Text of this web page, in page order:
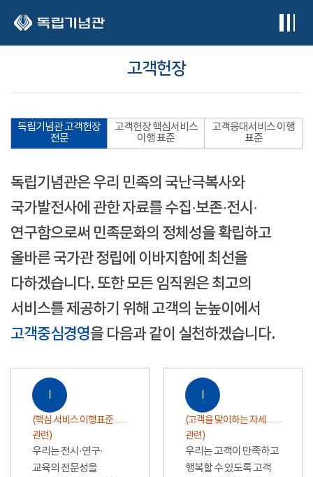
고객헌장
독립기념관 고객헌장
전문
고객헌장 핵심서비스
이행 표준
고객응대서비스 이행
표준
독립기념관은 우리 민족의 국난극복사와
국가발전사에 관한 자료를 수집·보존·전시·
연구함으로써 민족문화의 정체성을 확립하고
올바른 국가관 정립에 이바지함에 최선을
다하겠습니다. 또한 모든 임직원은 최고의
서비스를 제공하기 위해 고객의 눈높이에서
고객중심경영을 다음과 같이 실천하겠습니다.
Ⅰ
(핵심 서비스 이행표준
관련)
우리는 전시·연구·
교육의 전문성을
Ⅰ
(고객을 맞이하는 자세
관련)
우리는 고객이 만족하고
행복할 수 있도록 고객